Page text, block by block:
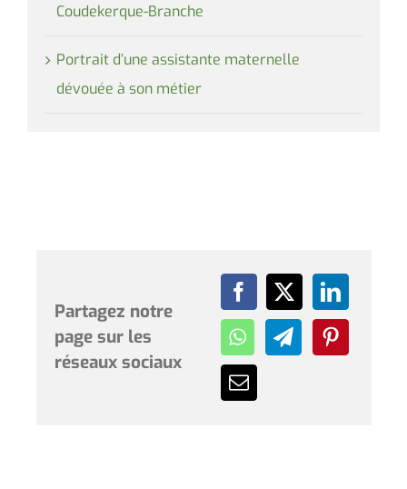
Coudekerque-Branche
Portrait d’une assistante maternelle
dévouée à son métier
Partagez notre
page sur les
réseaux sociaux